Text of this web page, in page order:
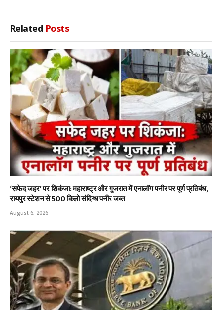
Related Posts
‘सफेद जहर’ पर शिकंजा: महाराष्ट्र और गुजरात में एनालॉग पनीर पर पूर्ण प्रतिबंध,
रायपुर स्टेशन से 500 किलो संदिग्ध पनीर जब्त
August 6, 2026